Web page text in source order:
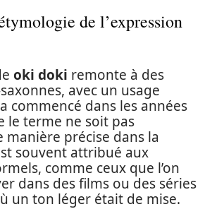
de l’expression
oki doki remonte à des
avec un usage
commencé dans les années
le terme ne soit pas
manière précise dans la
souvent attribué aux
comme ceux que l’on
dans des films ou des séries
un ton léger était de mise.